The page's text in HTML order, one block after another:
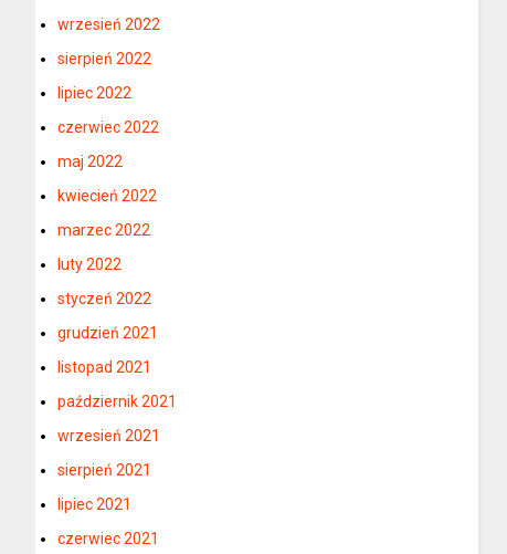
wrzesień 2022
sierpień 2022
lipiec 2022
czerwiec 2022
maj 2022
kwiecień 2022
marzec 2022
luty 2022
styczeń 2022
grudzień 2021
listopad 2021
październik 2021
wrzesień 2021
sierpień 2021
lipiec 2021
czerwiec 2021